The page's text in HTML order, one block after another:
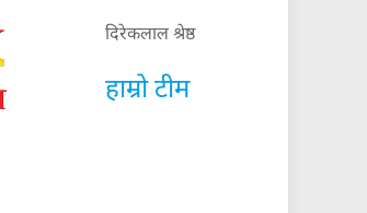
दिरेकलाल श्रेष्ठ
हाम्रो टीम